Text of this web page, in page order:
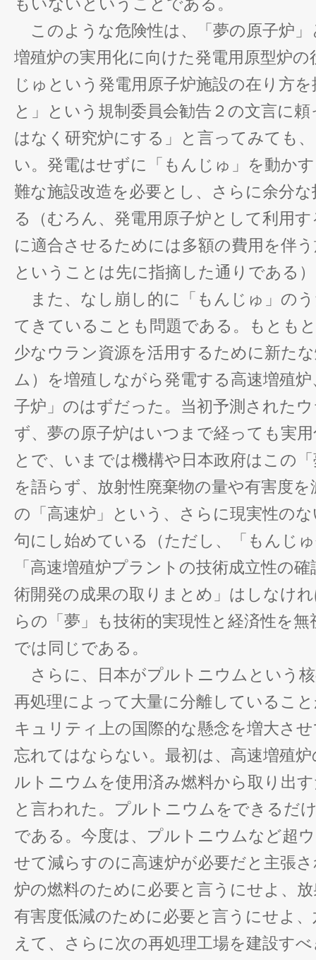
このような危険性は、「夢の原子炉」
増殖炉の実用化に向けた発電用原型炉
じゅという発電用原子炉施設の在り方
と」という規制委員会勧告２の文言に
はなく研究炉にする」と言ってみても
い。発電はせずに「もんじゅ」を動か
難な施設改造を必要とし、さらに余分
る（むろん、発電用原子炉として利用
に適合させるためには多額の費用を伴
ということは先に指摘した通りである
また、なし崩し的に「もんじゅ」の
てきていることも問題である。もとも
少なウラン資源を活用するために新た
ム）を増殖しながら発電する高速増殖
子炉」のはずだった。当初予測された
ず、夢の原子炉はいつまで経っても実
とで、いまでは機構や日本政府はこの
を語らず、放射性廃棄物の量や有害度
の「高速炉」という、さらに現実性の
句にし始めている（ただし、「もんじ
「高速増殖炉プラントの技術成立性の
術開発の成果の取りまとめ」はしなけ
らの「夢」も技術的実現性と経済性を
では同じである。
さらに、日本がプルトニウムという
再処理によって大量に分離しているこ
キュリティ上の国際的な懸念を増大さ
忘れてはならない。最初は、高速増殖
ルトニウムを使用済み燃料から取り出
と言われた。プルトニウムをできるだ
である。今度は、プルトニウムなど超
せて減らすのに高速炉が必要だと主張
炉の燃料のために必要と言うにせよ、
有害度低減のために必要と言うにせよ
えて、さらに次の再処理工場を建設す